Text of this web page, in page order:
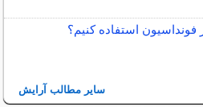
فونداسیون استفاده کنیم؟
سایر مطالب آرایش